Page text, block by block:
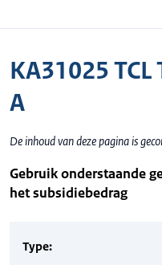
KA31025
A
De inhoud van deze pagina is
Gebruik onderstaande
het subsidiebedrag
Type: